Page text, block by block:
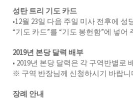
성탄 트리 기도 카드
•12월 23일 다음 주일 미사 전후에 성
“기도 카드”를 “기도 봉헌함”에 넣어
2019년 본당 달력 배부
• 2019년 본당 달력은 각 구역반별로
※ 구역 반장님께 신청하시기 바랍니
장례 안내